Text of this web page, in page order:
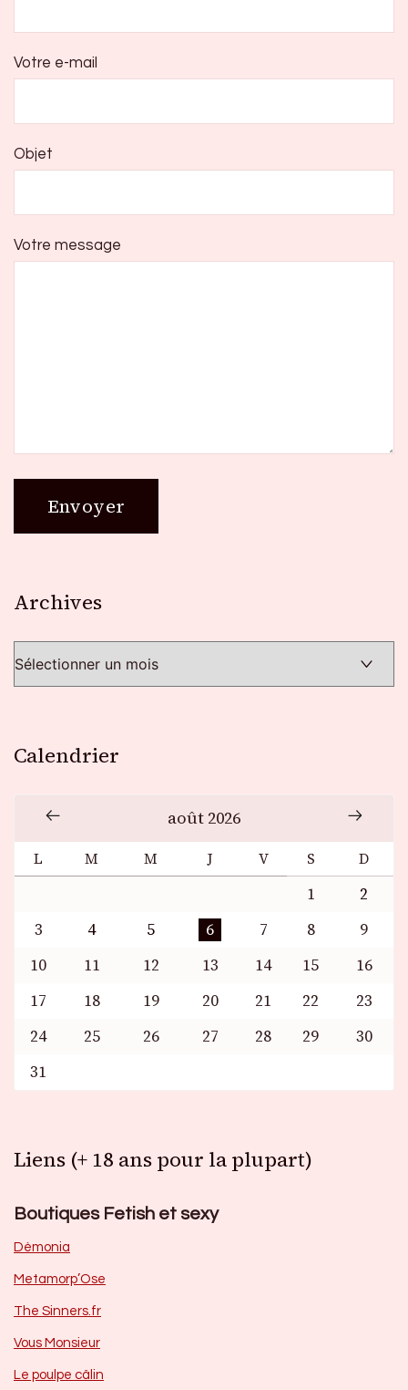
Votre e-mail
Objet
Votre message
Archives
Calendrier
août 2026
L M M J V S D
1
2
3
4 5 6 7 8
9
10
11 12 13 14 15
16
17
18 19 20 21 22
23
24
25 26 27 28 29
30
31
Liens (+ 18 ans pour la plupart)
Boutiques Fetish et sexy
Dèmonia
Metamorp’Ose
The Sinners.fr
Vous Monsieur
Le poulpe câlin